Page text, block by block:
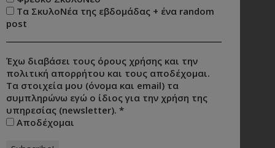
Τα ΣκυλοΝέα της εβδομάδας + ένα random
post
Έχω διαβάσει τους όρους χρήσης και την
πολιτική απορρήτου και τους αποδέχομαι.
Τα στοιχεία μου (όνομα και email) τα
συμπληρώνω εγώ ο ίδιος για την χρήση της
υπηρεσίας (newsletter). *
Αποδέχομαι